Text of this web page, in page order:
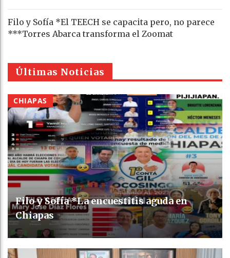
Filo y Sofía *El TEECH se capacita pero, no parece
***Torres Abarca transforma el Zoomat
Últimas Noticias
CHIAPAS
Filo y Sofía *La encuestitis aguda en
Chiapas